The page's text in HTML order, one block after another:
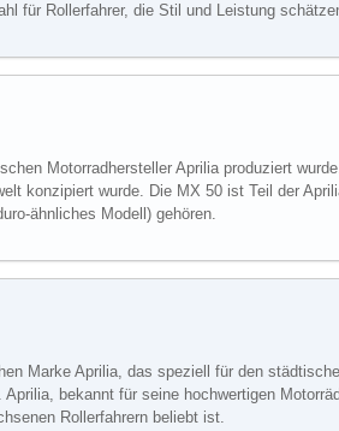
für Rollerfahrer, die Stil und Leistung
Motorradhersteller Aprilia produziert
konzipiert wurde. Die MX 50 ist Teil der
ähnliches Modell) gehören.
Marke Aprilia, das speziell für den
bekannt für seine hochwertigen
Rollerfahrern beliebt ist.